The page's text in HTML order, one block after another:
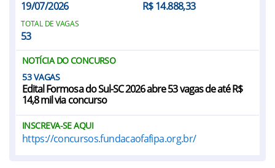
19/07/2026 R$ 14.888,33
TOTAL DE VAGAS
53
NOTÍCIA DO CONCURSO
53
Edital Formosa do Sul-SC 2026 abre 53 vagas de até R$
14,8 mil via concurso
INSCREVA-SE AQUI
https://concursos.fundacaofafipa.org.br/